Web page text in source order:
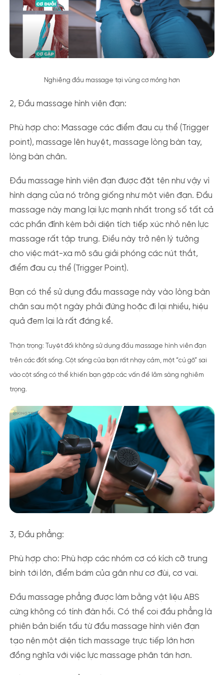
Nghiêng đầu massage tại vùng cơ mỏng hơn
2, Đầu massage hình viên đạn:
Phù hợp cho: Massage các điểm đau cụ thể (Trigger
point), massage lên huyệt, massage lòng bàn tay,
lòng bàn chân.
Đầu massage hình viên đạn được đặt tên như vậy vì
hình dạng của nó trông giống như một viên đạn. Đầu
massage này mang lại lực mạnh nhất trong số tất cả
các phần đính kèm bởi diện tích tiếp xúc nhỏ nên lực
massage rất tập trung. Điều này trở nên lý tưởng
cho việc mát-xa mô sâu giải phóng các nút thắt,
điểm đau cụ thể (Trigger Point).
Bạn có thể sử dụng đầu massage này vào lòng bàn
chân sau một ngày phải đứng hoặc đi lại nhiều, hiệu
quả đem lại là rất đáng kể.
Thận trọng: Tuyệt đối không sử dụng đầu massage hình viên đạn
trên các đốt sống. Cột sống của bạn rất nhạy cảm, một “cú gõ” sai
vào cột sống có thể khiến bạn gặp các vấn đề lâm sàng nghiêm
trọng.
3, Đầu phẳng:
Phù hợp cho: Phù hợp các nhóm cơ có kích cỡ trung
bình tới lớn, điểm bám của gân như cơ đùi, cơ vai.
Đầu massage phẳng được làm bằng vật liệu ABS
cứng không có tính đàn hồi. Có thể coi đầu phẳng là
phiên bản biến tấu từ đầu massage hình viên đạn
tạo nên một diện tích massage trực tiếp lớn hơn
đồng nghĩa với việc lực massage phân tán hơn.